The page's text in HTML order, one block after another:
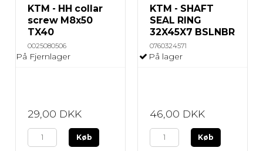
KTM - HH collar
screw M8x50
TX40
0025080506
På Fjernlager
29,00 DKK
Køb
KTM - SHAFT
SEAL RING
32X45X7 BSLNBR
0760324571
På lager
46,00 DKK
Køb